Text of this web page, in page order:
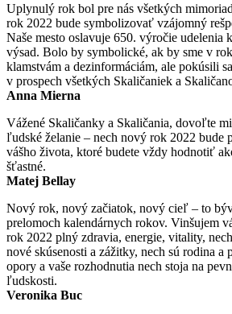
Uplynulý rok bol pre nás všetkých
rok 2022 bude symbolizovať vzájomný
Naše mesto oslavuje 650. výročie udelenia
výsad. Bolo by symbolické, ak by sme v
klamstvám a dezinformáciám, ale pokúsili
v prospech všetkých Skaličaniek a
Anna Mierna
Vážené Skaličanky a Skaličania, dovoľte
ľudské želanie – nech nový rok 2022 bude
vášho života, ktoré budete vždy hodnotiť
šťastné.
Matej Bellay
Nový rok, nový začiatok, nový cieľ – to
prelomoch kalendárnych rokov. Vinšujem
rok 2022 plný zdravia, energie, vitality,
nové skúsenosti a zážitky, nech sú rodina a
opory a vaše rozhodnutia nech stoja na
ľudskosti.
Veronika Buc